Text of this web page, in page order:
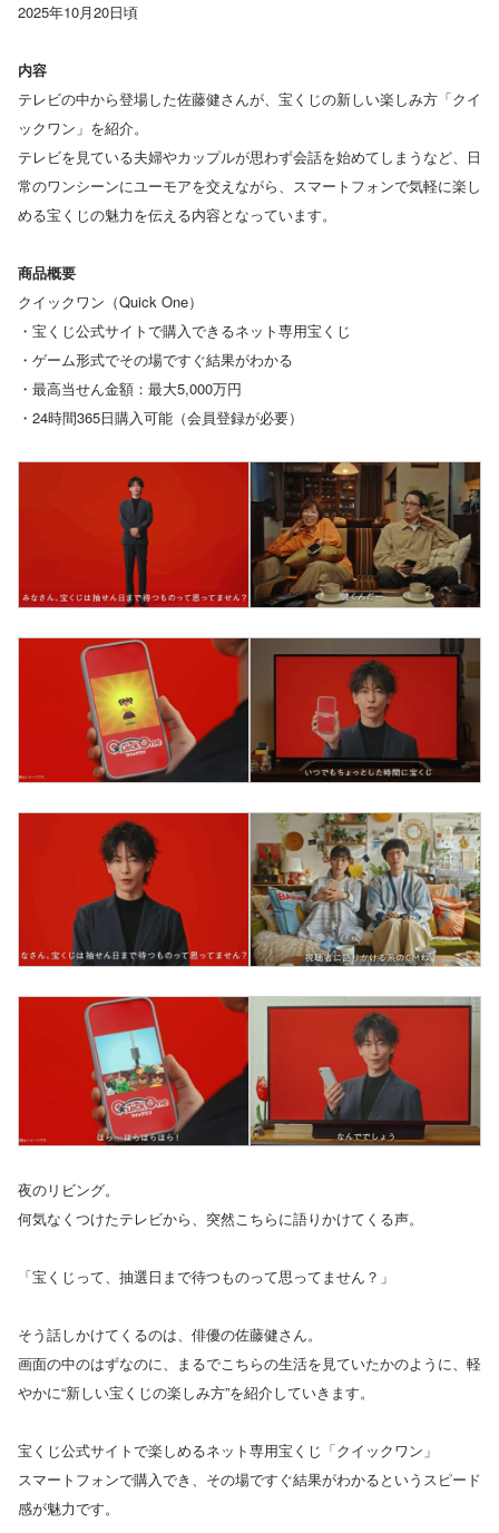
2025年10月20日頃
内容
テレビの中から登場した佐藤健さんが、宝くじの新しい楽しみ方「クイ
ックワン」を紹介。
テレビを見ている夫婦やカップルが思わず会話を始めてしまうなど、日
常のワンシーンにユーモアを交えながら、スマートフォンで気軽に楽し
める宝くじの魅力を伝える内容となっています。
商品概要
クイックワン（Quick One）
・宝くじ公式サイトで購入できるネット専用宝くじ
・ゲーム形式でその場ですぐ結果がわかる
・最高当せん金額：最大5,000万円
・24時間365日購入可能（会員登録が必要）
夜のリビング。
何気なくつけたテレビから、突然こちらに語りかけてくる声。
「宝くじって、抽選日まで待つものって思ってません？」
そう話しかけてくるのは、俳優の佐藤健さん。
画面の中のはずなのに、まるでこちらの生活を見ていたかのように、軽
やかに“新しい宝くじの楽しみ方”を紹介していきます。
宝くじ公式サイトで楽しめるネット専用宝くじ「クイックワン」
スマートフォンで購入でき、その場ですぐ結果がわかるというスピード
感が魅力です。